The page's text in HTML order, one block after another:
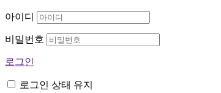
아이디
비밀번호
로그인
로그인 상태 유지